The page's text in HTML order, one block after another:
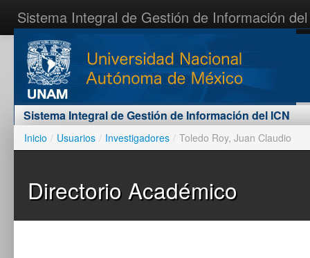
Sistema Integral de Gestión de Información
Inicio
Contáctenos
Acceder al sistema
Sistema Integral de Gestión de Información del ICN
Inicio / Usuarios / Investigadores / Toledo Roy, Juan Claudio
Directorio Académico